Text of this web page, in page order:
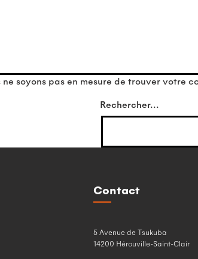
soyons pas en mesure de trouver votre
Rechercher…
Contact
5 Avenue de Tsukuba
14200 Hérouville-Saint-Clair